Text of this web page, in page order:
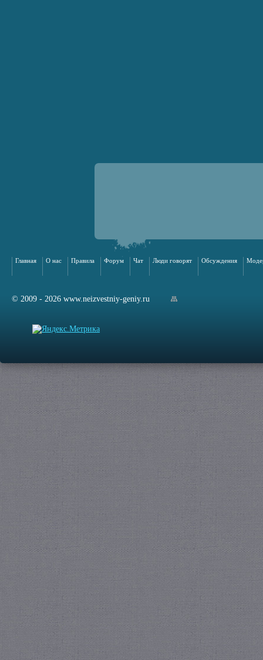
Главная О нас Правила Форум Чат Люди говорят Обсуждения
© 2009 - 2026 www.neizvestniy-geniy.ru
сайта